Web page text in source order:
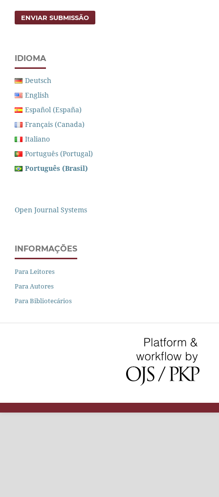
ENVIAR SUBMISSÃO
IDIOMA
Deutsch
English
Español (España)
Français (Canada)
Italiano
Português (Portugal)
Português (Brasil)
Open Journal Systems
INFORMAÇÕES
Para Leitores
Para Autores
Para Bibliotecários